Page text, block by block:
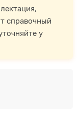
справочный
у